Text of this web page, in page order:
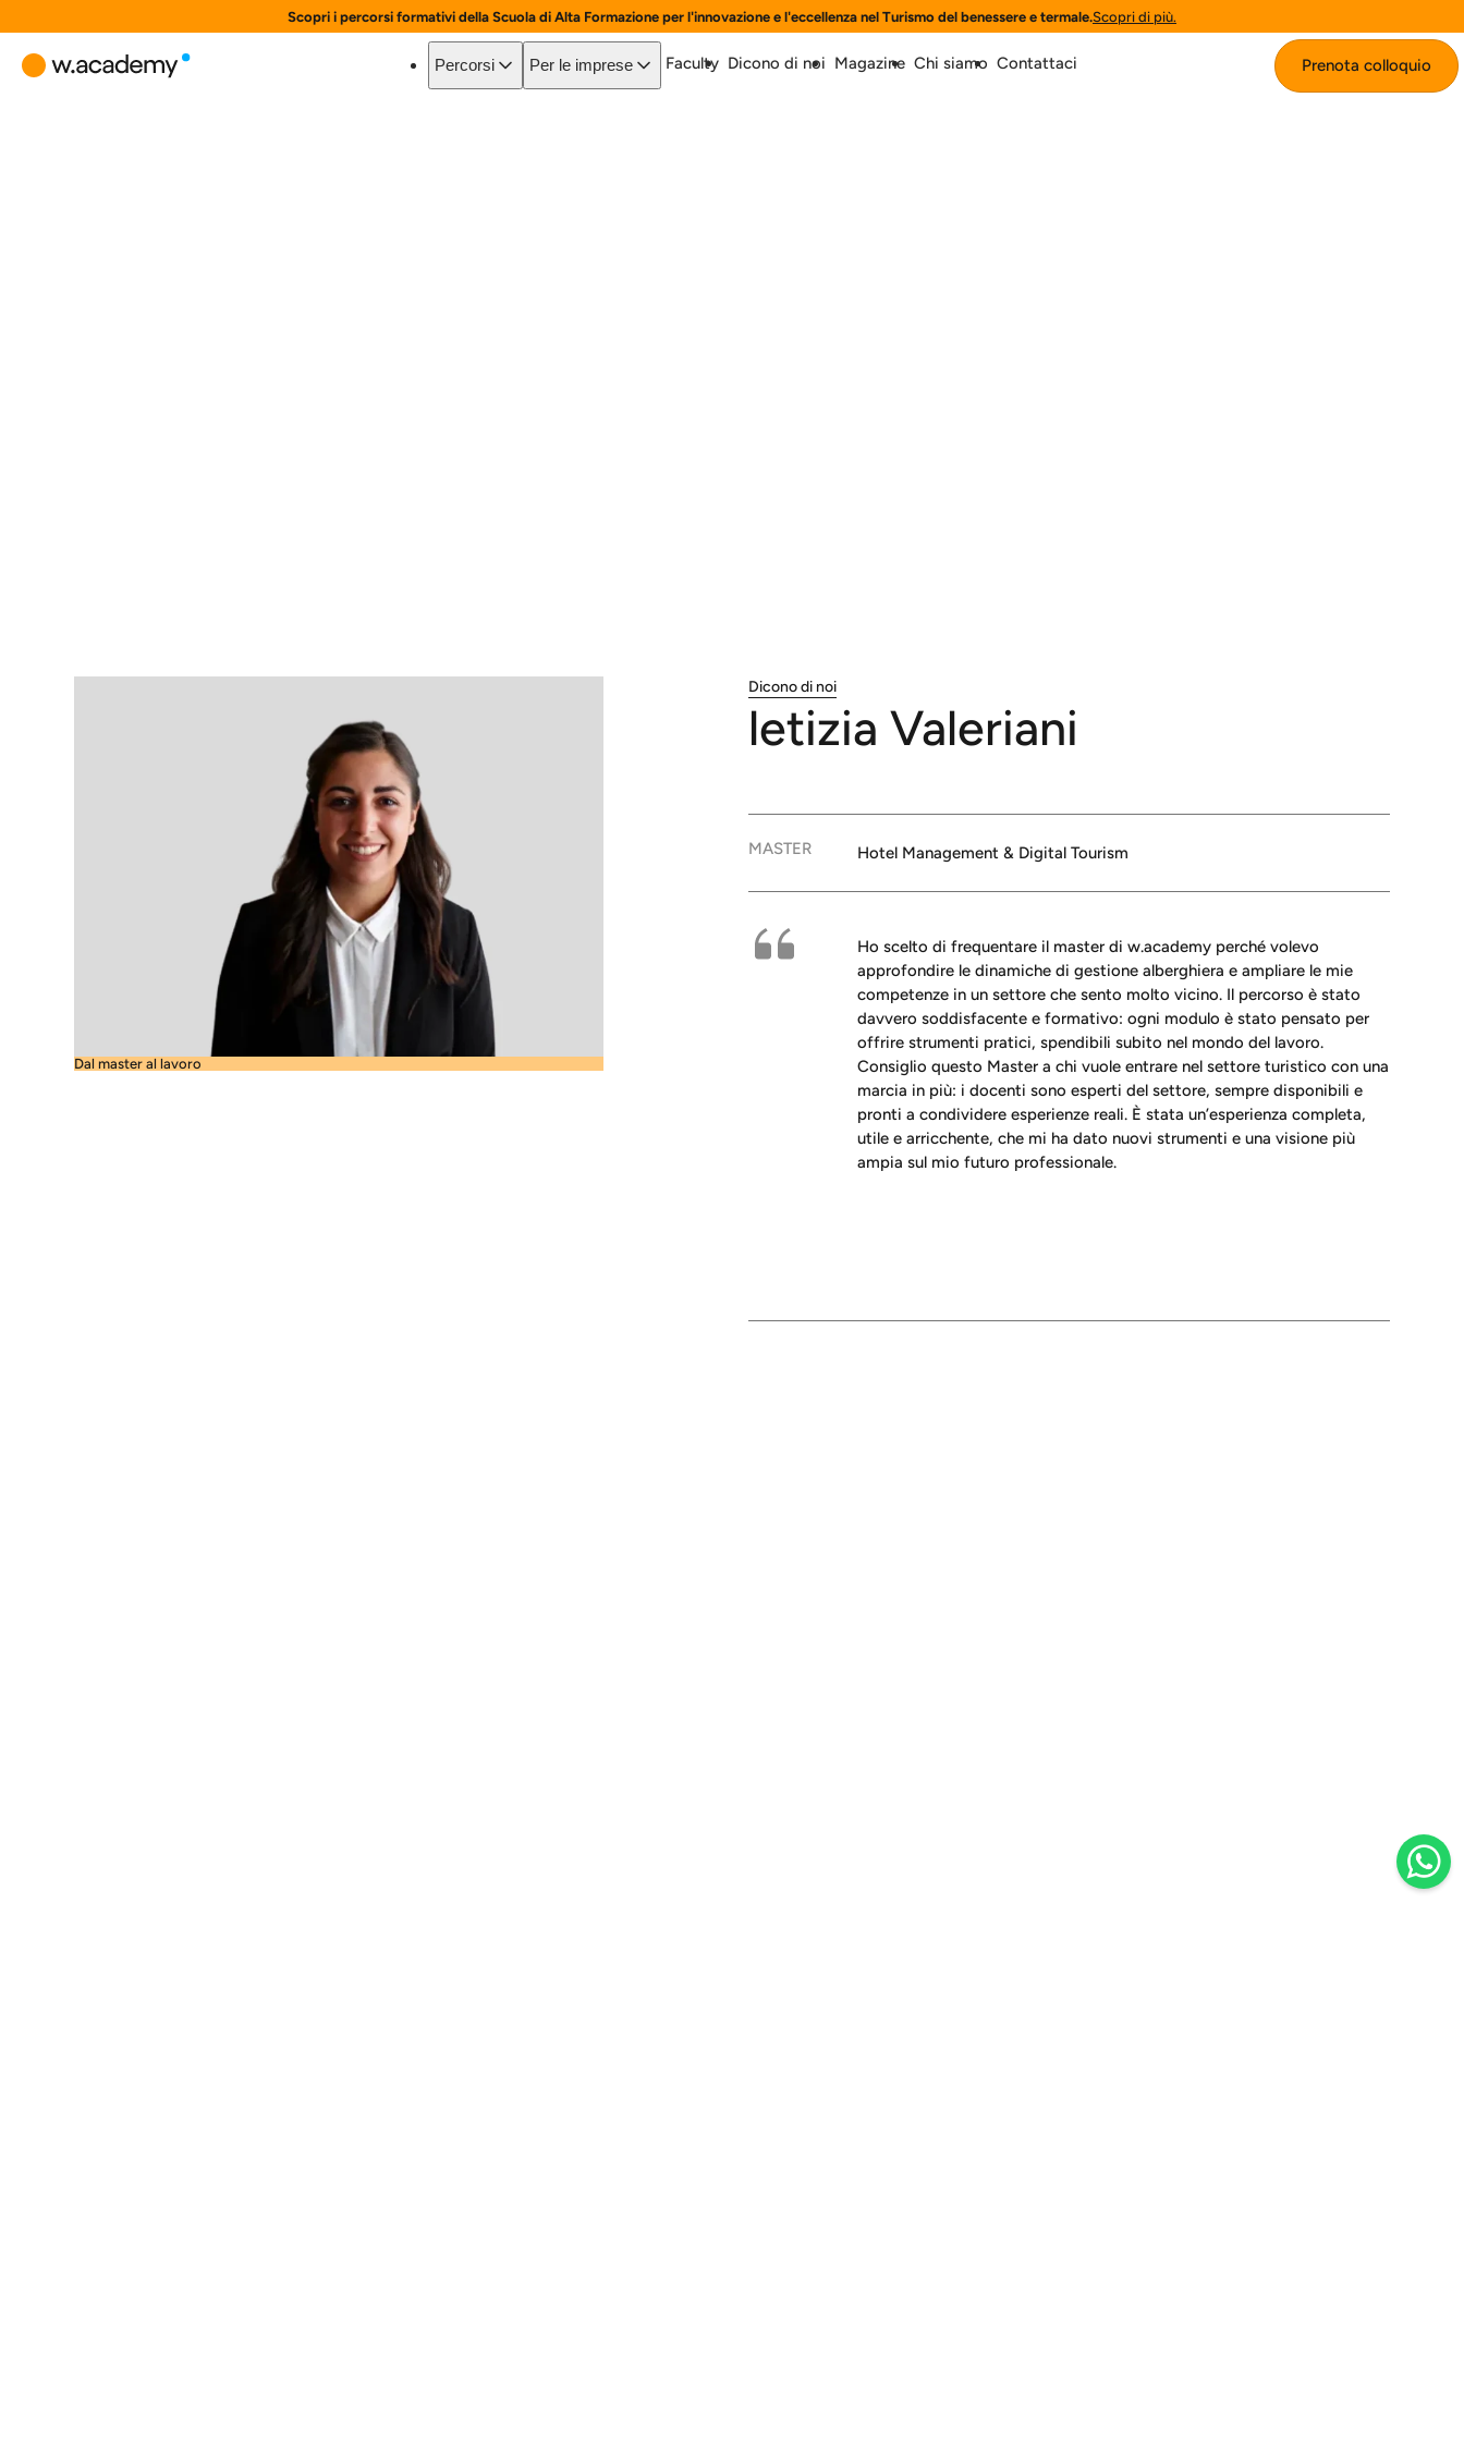
Scopri i percorsi formativi della Scuola di Alta Formazione per l'innovazione e l'eccellenza nel Turismo del benessere e termale.Scopri di più.
Percorsi Per le imprese Faculty Dicono di noi Magazine Chi siamo Contattaci
Prenota colloquio
Dal master al lavoro
Dicono di noi
letizia Valeriani
MASTER Hotel Management & Digital Tourism
Ho scelto di frequentare il master di w.academy perché volevo
approfondire le dinamiche di gestione alberghiera e ampliare le mie
competenze in un settore che sento molto vicino. Il percorso è stato
davvero soddisfacente e formativo: ogni modulo è stato pensato per
offrire strumenti pratici, spendibili subito nel mondo del lavoro.
Consiglio questo Master a chi vuole entrare nel settore turistico con una
marcia in più: i docenti sono esperti del settore, sempre disponibili e
pronti a condividere esperienze reali. È stata un’esperienza completa,
utile e arricchente, che mi ha dato nuovi strumenti e una visione più
ampia sul mio futuro professionale.